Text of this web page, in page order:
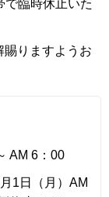
で臨時休止いた
賜りますようお
AM 6：00
1日（月）AM